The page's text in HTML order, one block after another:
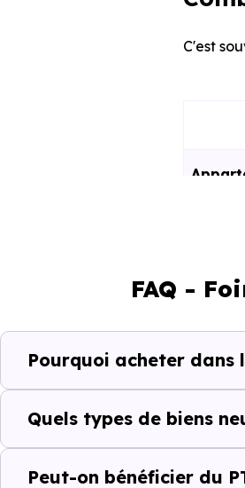
C'est
Ces
Le
Avec
FAQ -
Pourquoi acheter dans
Quels types de biens
Peut-on bénéficier du